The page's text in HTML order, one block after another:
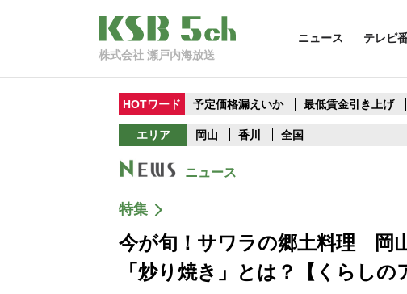
株式会社 瀬戸内海放送
ニュース テレビ
HOTワード 予定価格漏えいか 最低賃金引き上げ
エリア 岡山 香川 全国
ニュース
特集
今が旬！サワラの郷土料理 岡
「炒り焼き」とは？【くらしの